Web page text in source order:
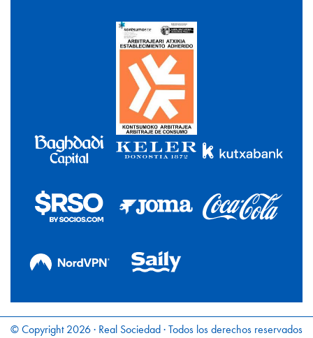
© Copyright 2026 · Real Sociedad · Todos los derechos reservados